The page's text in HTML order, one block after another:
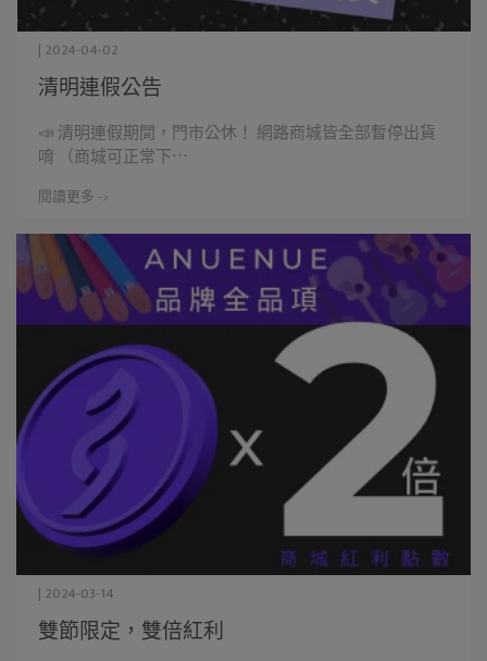
清明連假公告
| 2024-04-02
📣 清明連假期間，門市公休！ 網路商城皆全部暫停出貨
唷 （商城可正常下⋯
閱讀更多 ->
雙節限定，雙倍紅利
| 2024-03-14